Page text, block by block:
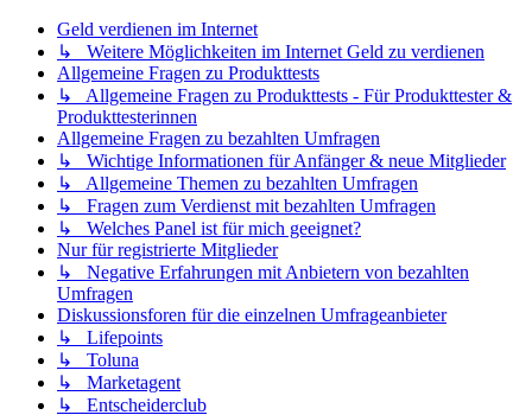
Geld verdienen im Internet
↳ Weitere Möglichkeiten im Internet Geld zu verdienen
Allgemeine Fragen zu Produkttests
↳ Allgemeine Fragen zu Produkttests - Für Produkttester &
Produkttesterinnen
Allgemeine Fragen zu bezahlten Umfragen
↳ Wichtige Informationen für Anfänger & neue Mitglieder
↳ Allgemeine Themen zu bezahlten Umfragen
↳ Fragen zum Verdienst mit bezahlten Umfragen
↳ Welches Panel ist für mich geeignet?
Nur für registrierte Mitglieder
↳ Negative Erfahrungen mit Anbietern von bezahlten
Umfragen
Diskussionsforen für die einzelnen Umfrageanbieter
↳ Lifepoints
↳ Toluna
↳ Marketagent
↳ Entscheiderclub